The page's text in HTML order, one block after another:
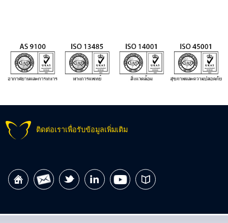
ติดต่อเราเพื่อรับข้อมูลเพิ่มเติม